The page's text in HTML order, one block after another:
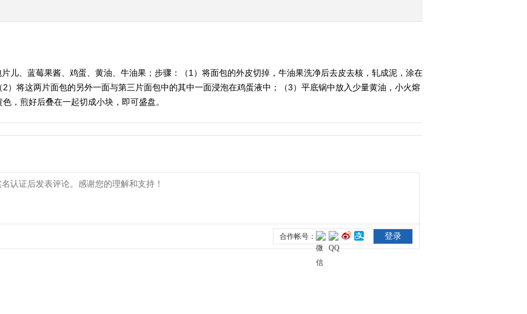
儿、蓝莓果酱、鸡蛋、黄油、牛油果；步骤：（1）将面包的外皮切掉，牛油果洗净后去皮去核，轧成泥，涂在
）将这两片面包的另外一面与第三片面包中的其中一面浸泡在鸡蛋液中；（3）平底锅中放入少量黄油，小火熔
，煎好后叠在一起切成小块，即可盛盘。